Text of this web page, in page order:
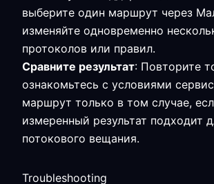
выберите один маршрут через
изменяйте одновременно
протоколов или правил.
Сравните результат: Повторите
ознакомьтесь с условиями
маршрут только в том случае,
измеренный результат подходит
потокового вещания.
Troubleshooting